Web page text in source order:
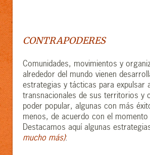
CONTRAPODERES
Comunidades, movimientos y
alrededor del mundo vienen
estrategias y tácticas para expulsar
transnacionales de sus territorios y
poder popular, algunas con más
menos, de acuerdo con el momento
Destacamos aquí algunas
mucho más):